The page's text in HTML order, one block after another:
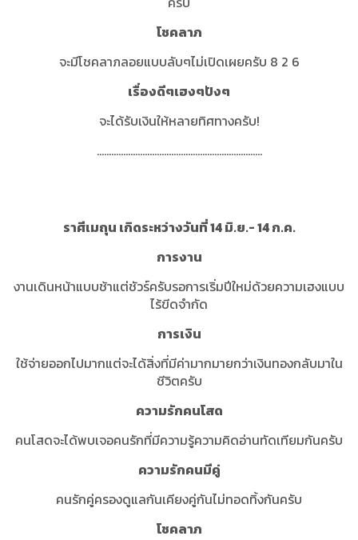
โชคลาภ
จะมีโชคลาภลอยแบบลับๆไม่เปิดเผยครับ 8 2 6
เรื่องดีๆเฮงๆปังๆ
จะได้รับเงินให้หลายทิศทางครับ!
.....................................................................
ราศีเมถุน เกิดระหว่างวันที่ 14 มิ.ย.- 14 ก.ค.
การงาน
งานเดินหน้าแบบช้าแต่ชัวร์ครับรอการเริ่มปีใหม่ด้วยความเฮงแบบ
ไร้ขีดจำกัด
การเงิน
ใช้จ่ายออกไปมากแต่จะได้สิ่งที่มีค่ามากมายกว่าเงินทองกลับมาใน
ชีวิตครับ
ความรักคนโสด
คนโสดจะได้พบเจอคนรักที่มีความรู้ความคิดอ่านทัดเทียมกันครับ
ความรักคนมีคู่
คนรักคู่ครองดูแลกันเคียงคู่กันไม่ทอดทิ้งกันครับ
โชคลาภ